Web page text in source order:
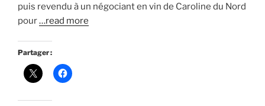
puis revendu à un négociant en vin de Caroline du Nord
pour…read more
Partager :